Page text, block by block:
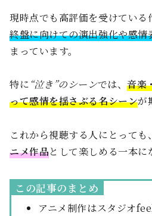
現時点でも高評価を受けている
終盤に向けての演出強化や感情
まっています。
特に “泣き”のシーンでは、音楽
って感情を揺さぶる名シーンが
これから視聴する人にとっても
ニメ作品として楽しめる一本に
この記事のまとめ
アニメ制作はスタジオ